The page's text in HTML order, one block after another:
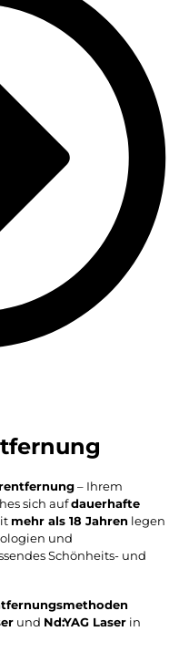
– Ihrem
sich aufdauerhafte
mehr als 18 Jahren legen
und
Schönheits- und
und Nd:YAG Laser in